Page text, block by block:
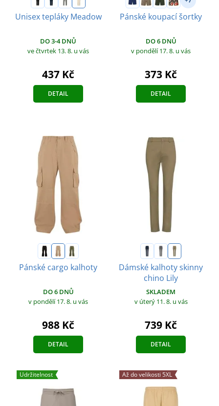
Unisex tepláky Meadow
DO 3-4 DNŮ
ve čtvrtek 13. 8. u vás
437 Kč
DETAIL
Pánské koupací šortky
DO 6 DNŮ
v pondělí 17. 8. u vás
373 Kč
DETAIL
Pánské cargo kalhoty
DO 6 DNŮ
v pondělí 17. 8. u vás
988 Kč
DETAIL
Dámské kalhoty skinny
chino Lily
SKLADEM
v úterý 11. 8. u vás
739 Kč
DETAIL
Udržitelnost Až do velikosti 5XL